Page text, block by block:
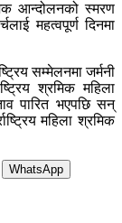
आन्दोलनको स्मरण
महत्वपूर्ण दिनमा
सम्मेलनमा जर्मनी
श्रमिक महिला
पारित भएपछि सन्
महिला श्रमिक
WhatsApp